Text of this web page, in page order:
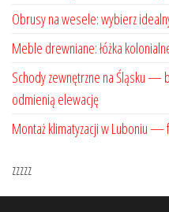
Obrusy na wesele: wybierz
Meble drewniane: łóżka
Schody zewnętrzne na Śląsku
odmienią elewację
Montaż klimatyzacji w Luboniu —
zzzzz